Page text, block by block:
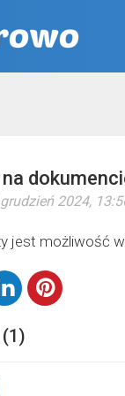
2024,
jest możliwość